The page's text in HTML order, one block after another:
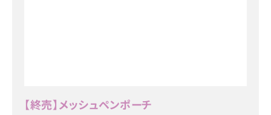
【終売】メッシュペンポーチ